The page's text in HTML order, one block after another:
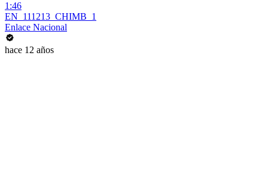
1:46
EN_111213_CHIMB_1
Enlace Nacional
hace 12 años